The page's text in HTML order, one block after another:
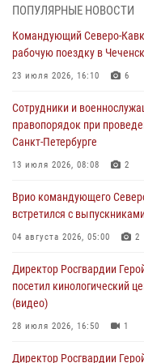
Кузбассе
08 августа 2026, 07:00
настольному теннису ко
08 августа 2026, 07:00
ОМОН «Ойрат» Управления
08 августа 2026, 07:00
В Москве росгвардейцы
08 августа 2026, 06:32 1
ПОПУЛЯРНЫЕ НОВОСТИ
Командующий Северо-
рабочую поездку в
23 июля 2026, 16:10 6
Сотрудники и
правопорядок при
Санкт-Петербурге
13 июля 2026, 08:08 2
Врио командующего
встретился с
04 августа 2026, 05:00 2
Директор Росгвардии
посетил кинологический
(видео)
28 июля 2026, 16:50 1
Директор Росгвардии